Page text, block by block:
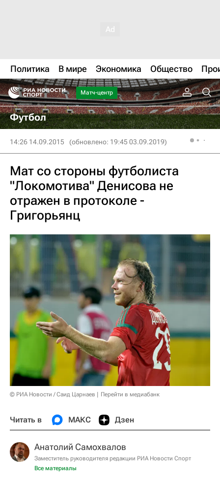
Политика В мире Экономика Общество
Матч-центр
Футбол
14:26 14.09.2015 (обновлено: 19:45 03.09.2019)
Мат со стороны футболиста
"Локомотива" Денисова не
отражен в протоколе -
Григорьянц
© РИА Новости / Саид Царнаев Перейти в медиабанк
Читать в МАКС Дзен
Анатолий Самохвалов
Заместитель руководителя редакции РИА Новости Спорт
Все материалы